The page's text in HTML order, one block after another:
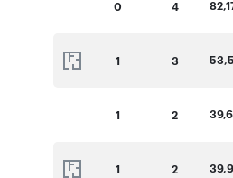
0 4
1 3
1 2
1 2